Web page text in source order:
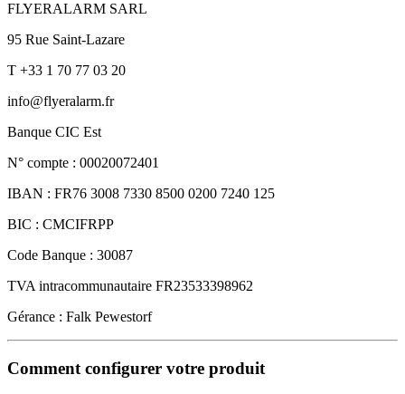
FLYERALARM SARL
95 Rue Saint-Lazare
T +33 1 70 77 03 20
info@flyeralarm.fr
Banque CIC Est
N° compte : 00020072401
IBAN : FR76 3008 7330 8500 0200 7240 125
BIC : CMCIFRPP
Code Banque : 30087
TVA intracommunautaire FR23533398962
Gérance : Falk Pewestorf
Comment configurer votre produit